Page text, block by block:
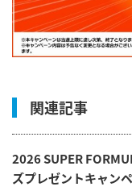
関連記事
2026 SUPER
ズプレゼントキャン